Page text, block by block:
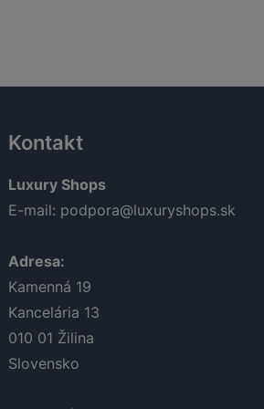
Kontakt
Luxury Shops
E-mail: podpora@luxuryshops.sk
Adresa:
Kamenná 19
Kancelária 13
010 01 Žilina
Slovensko